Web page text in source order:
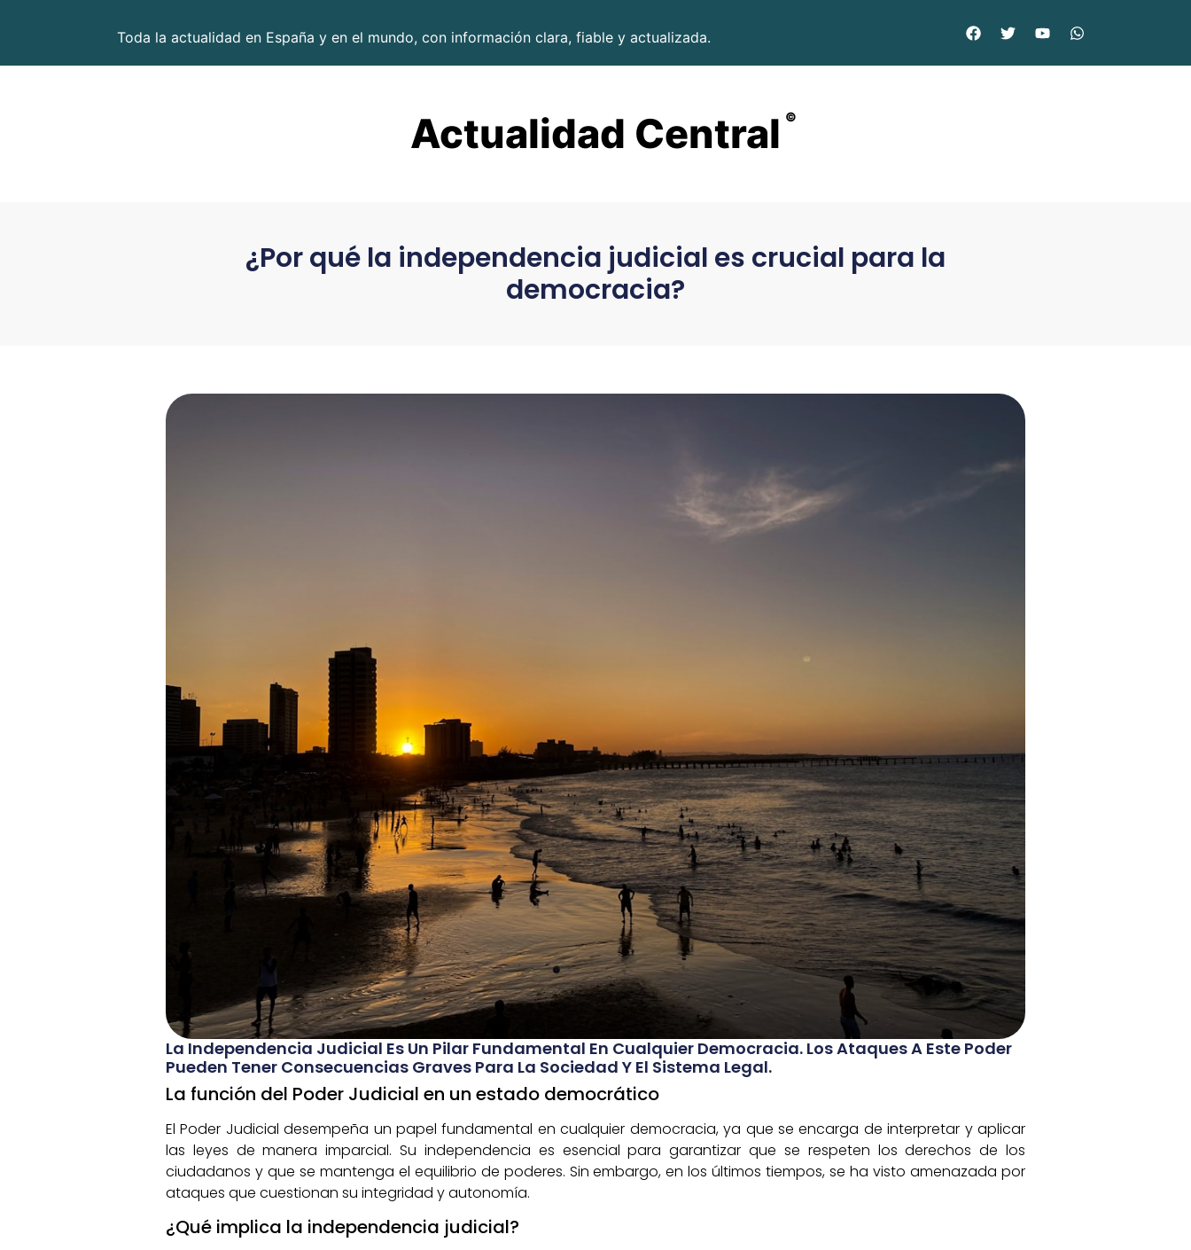
Toda la actualidad en España y en el mundo, con información clara, fiable y actualizada.
Actualidad Central ©
¿Por qué la independencia judicial es crucial para la
democracia?
La Independencia Judicial Es Un Pilar Fundamental En Cualquier Democracia. Los Ataques A Este Poder
Pueden Tener Consecuencias Graves Para La Sociedad Y El Sistema Legal.
La función del Poder Judicial en un estado democrático
El Poder Judicial desempeña un papel fundamental en cualquier democracia, ya que se encarga de interpretar y aplicar
las leyes de manera imparcial. Su independencia es esencial para garantizar que se respeten los derechos de los
ciudadanos y que se mantenga el equilibrio de poderes. Sin embargo, en los últimos tiempos, se ha visto amenazada por
ataques que cuestionan su integridad y autonomía.
¿Qué implica la independencia judicial?